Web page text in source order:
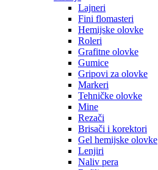
Lajneri
Fini flomasteri
Hemijske olovke
Roleri
Grafitne olovke
Gumice
Gripovi za olovke
Markeri
Tehničke olovke
Mine
Rezači
Brisači i korektori
Gel hemijske olovke
Lenjiri
Naliv pera